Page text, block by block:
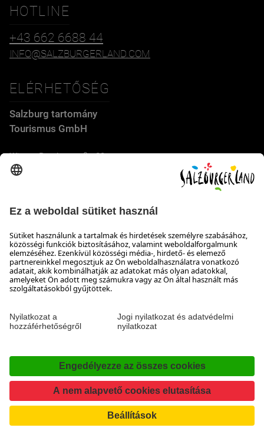
HOTLINE
+43 662 6688 44
INFO@SALZBURGERLAND.COM
ELÉRHETŐSÉG
Salzburg tartomány
Tourismus GmbH
Wiener Bundesstraße 23
5300 Hallwang
NYITVATARTÁS
Várjuk jelentkezését
Készséggel állunk rendelkezésére hétfőtől csütörtökig 8:00-
tól 17:30-ig, pénteken 8:00-tól 17:00-ig
Elérhetőség
Nyilatkozat a hozzáférhetőségről
Instagram
TikTokPinterest